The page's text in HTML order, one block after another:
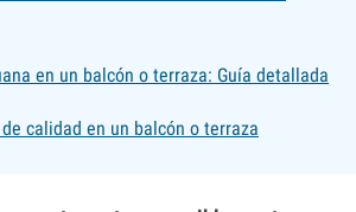
en un balcón o terraza: Guía detallada
calidad en un balcón o terraza